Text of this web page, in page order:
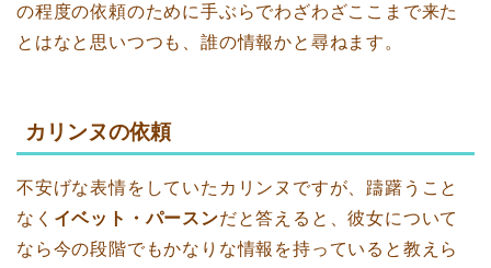
の程度の依頼のために手ぶらでわざわざここまで来た
とはなと思いつつも、誰の情報かと尋ねます。
カリンヌの依頼
不安げな表情をしていたカリンヌですが、躊躇うこと
なく イベット・パースンだと答えると、彼女について
なら今の段階でもかなりな情報を持っていると教えら